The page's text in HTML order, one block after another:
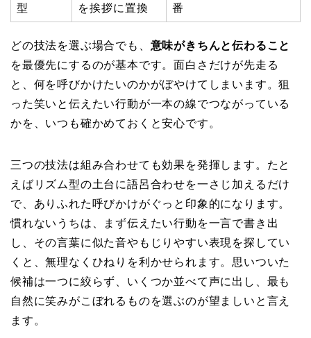
型
を挨拶に置換
番
どの技法を選ぶ場合でも、 意味がきちんと伝わること
を最優先にするのが基本です。面白さだけが先走る
と、何を呼びかけたいのかがぼやけてしまいます。狙
った笑いと伝えたい行動が一本の線でつながっている
かを、いつも確かめておくと安心です。
三つの技法は組み合わせても効果を発揮します。たと
えばリズム型の土台に語呂合わせを一さじ加えるだけ
で、ありふれた呼びかけがぐっと印象的になります。
慣れないうちは、まず伝えたい行動を一言で書き出
し、その言葉に似た音やもじりやすい表現を探してい
くと、無理なくひねりを利かせられます。思いついた
候補は一つに絞らず、いくつか並べて声に出し、最も
自然に笑みがこぼれるものを選ぶのが望ましいと言え
ます。